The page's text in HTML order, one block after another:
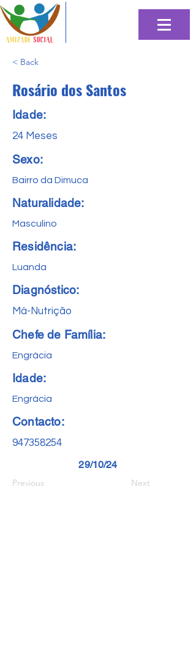
< Back
Rosário dos Santos
Idade:
24 Meses
Sexo:
Bairro da Dimuca
Naturalidade:
Masculino
Residência:
Luanda
Diagnóstico:
Má-Nutrição
Chefe de Família:
Engrácia
Idade:
Engrácia
Contacto:
947358254
29/10/24
Previous Next